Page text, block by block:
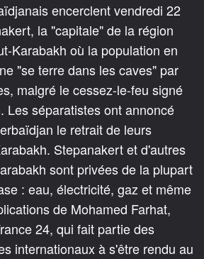
encerclent vendredi 22
la "capitale" de la région
Karabakh où la population en
"se terre dans les caves" par
malgré le cessez-le-feu signé
Les séparatistes ont annoncé
le retrait de leurs
Stepanakert et d'autres
sont privées de la plupart
: eau, électricité, gaz et même
de Mohamed Farhat,
24, qui fait partie des
internationaux à s'être rendu au